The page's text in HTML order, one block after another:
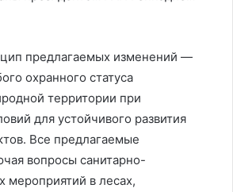
предлагаемых изменений —
охранного статуса
территории при
для устойчивого развития
Все предлагаемые
вопросы санитарно-
мероприятий в лесах,